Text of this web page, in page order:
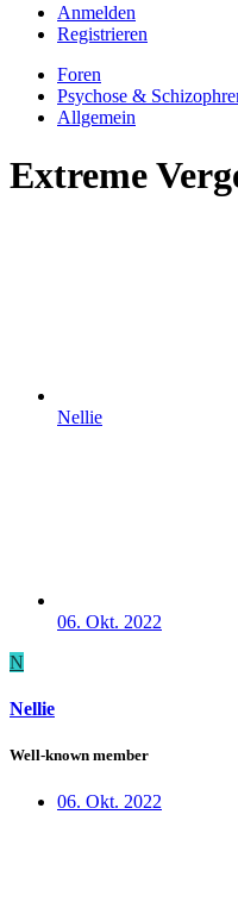
Anmelden
Registrieren
Foren
Psychose &
Allgemein
Extreme
Nellie
06. Okt. 2022
N
Nellie
Well-known member
06. Okt. 2022